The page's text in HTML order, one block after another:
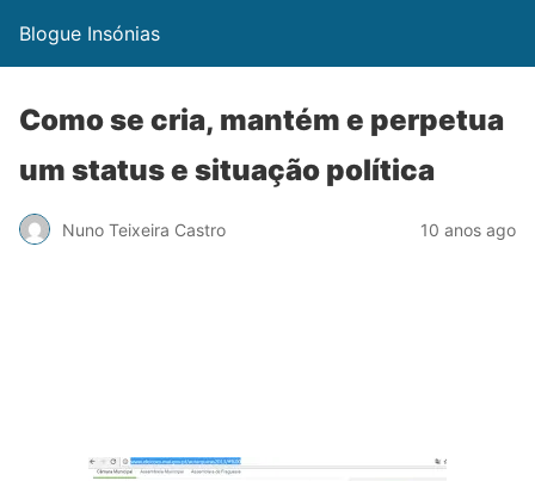
Blogue Insónias
Como se cria, mantém e perpetua
um status e situação política
Nuno Teixeira Castro 10 anos ago